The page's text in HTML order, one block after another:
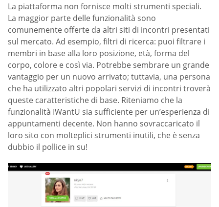
La piattaforma non fornisce molti strumenti speciali.
La maggior parte delle funzionalità sono
comunemente offerte da altri siti di incontri presentati
sul mercato. Ad esempio, filtri di ricerca: puoi filtrare i
membri in base alla loro posizione, età, forma del
corpo, colore e così via. Potrebbe sembrare un grande
vantaggio per un nuovo arrivato; tuttavia, una persona
che ha utilizzato altri popolari servizi di incontri troverà
queste caratteristiche di base. Riteniamo che la
funzionalità IWantU sia sufficiente per un’esperienza di
appuntamenti decente. Non hanno sovraccaricato il
loro sito con molteplici strumenti inutili, che è senza
dubbio il pollice in su!